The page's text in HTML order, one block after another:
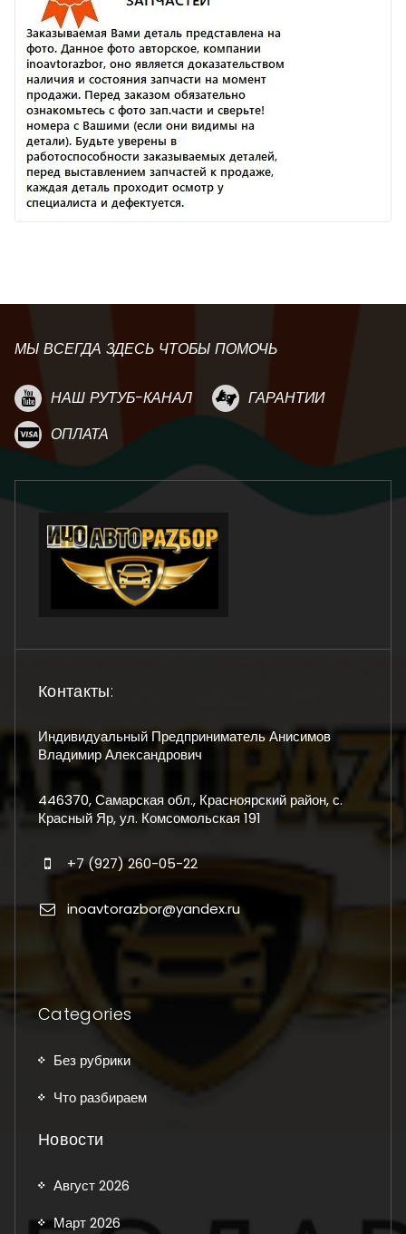
МЫ ВСЕГДА ЗДЕСЬ ЧТОБЫ ПОМОЧЬ
НАШ РУТУБ-КАНАЛ
ГАРАНТИИ
ОПЛАТА
Контакты:
Индивидуальный Предприниматель Анисимов
Владимир Александрович
446370, Самарская обл., Красноярский район, с.
Красный Яр, ул. Комсомольская 191
+7 (927) 260-05-22
inoavtorazbor@yandex.ru
Categories
Без рубрики
Что разбираем
Новости
Август 2026
Март 2026